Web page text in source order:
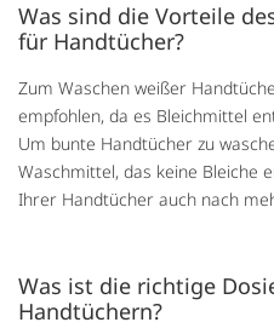
Was sind die Vorteile
für Handtücher?
Zum Waschen weißer
empfohlen, da es Bleichmittel
Um bunte Handtücher zu
Waschmittel, das keine Bleiche
Ihrer Handtücher auch nach
Was ist die richtige
Handtüchern?